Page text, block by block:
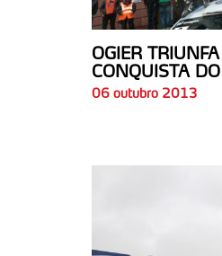
OGIER
CONQUISTA
06 outubro 2013